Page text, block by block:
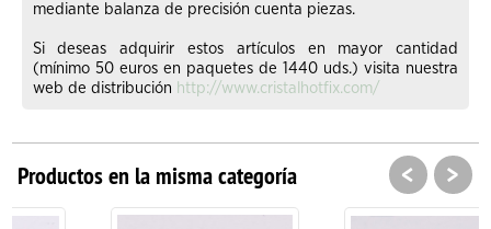
mediante balanza de precisión cuenta piezas.
Si deseas adquirir estos artículos en mayor cantidad
(mínimo 50 euros en paquetes de 1440 uds.) visita nuestra
web de distribución http://www.cristalhotfix.com/
Productos en la misma categoría < >